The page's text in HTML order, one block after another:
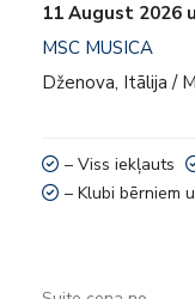
11 August 2026
MSC MUSICA
Dženova, Itālija /
– Viss iekļauts
– Klubi bērniem